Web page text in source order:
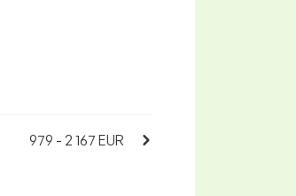
979 - 2 167 EUR